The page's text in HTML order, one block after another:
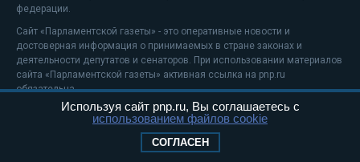
федерации.
Сайт «Парламентской газеты» - это оперативные новости и
достоверная информация о принимаемых в стране законах и
деятельности депутатов и сенаторов. При использовании материалов
сайта «Парламентской газеты» активная ссылка на pnp.ru
обязательна.
На информационном ресурсе применяютсярекомендательные
Положение о защите персональных данных
Используя сайт pnp.ru, Вы соглашаетесь с
использованием файлов cookie
СОГЛАСЕН